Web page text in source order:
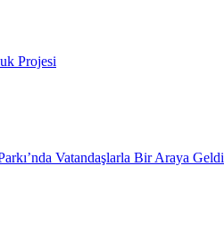
Projesi
Vatandaşlarla Bir Araya Geldi